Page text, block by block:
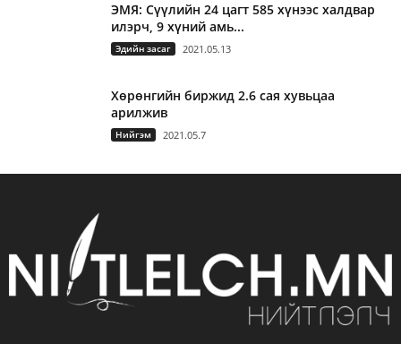
ЭМЯ: Сүүлийн 24 цагт 585 хүнээс халдвар
илэрч, 9 хүний амь...
Эдийн засаг 2021.05.13
Хөрөнгийн биржид 2.6 сая хувьцаа
арилжив
Нийгэм 2021.05.7